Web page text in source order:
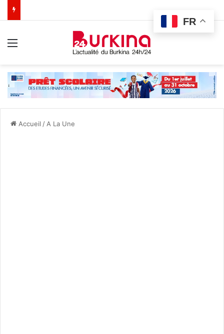
Accueil / A La Une
FR